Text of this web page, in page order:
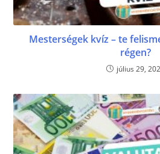
Mesterségek kvíz – te
régen?
július 29,